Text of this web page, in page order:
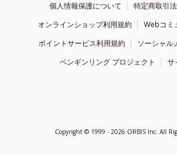
個人情報保護について
特定商取引
オンラインショップ利用規約
Webコミ
ポイントサービス利用規約
ソーシャル
ペンギンリング プロジェクト
サ
Copyright © 1999 - 2026 ORBIS Inc. All